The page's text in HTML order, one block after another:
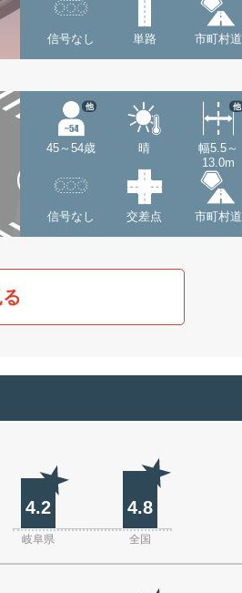
信号なし 単路 市町村道
45～54歳
他
晴
幅5.5～
13.0m
他
信号なし 交差点 市町村道
4.2 4.8
岐阜県 全国